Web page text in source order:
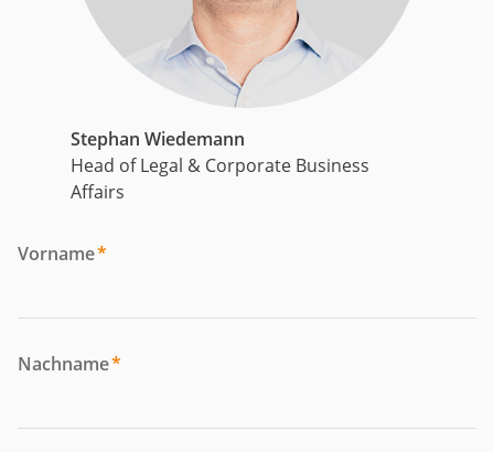
Stephan Wiedemann
Head of Legal & Corporate Business
Affairs
Vorname*
Nachname*